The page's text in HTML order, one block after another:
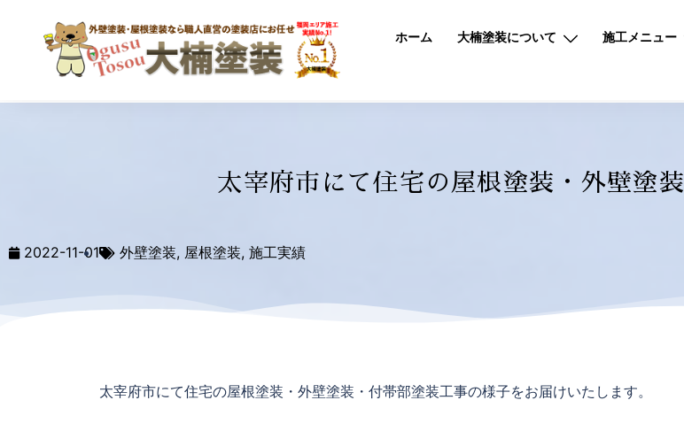
ホーム 大楠塗装について 施工メニュー
太宰府市にて住宅の屋根塗装・外壁塗装
2022-11-01 外壁塗装, 屋根塗装, 施工実績
太宰府市にて住宅の屋根塗装・外壁塗装・付帯部塗装工事の様子をお届けいたします。